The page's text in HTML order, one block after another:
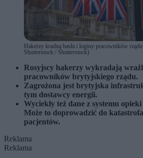
Hakerzy kradną hasła i loginy pracowników
Shutterstock / Shutterstock)
Rosyjscy hakerzy wykradają
pracowników brytyjskiego rządu.
Zagrożona jest brytyjska
tym dostawcy energii.
Wyciekły też dane z systemu
Może to doprowadzić do
pacjentów.
Reklama
Reklama